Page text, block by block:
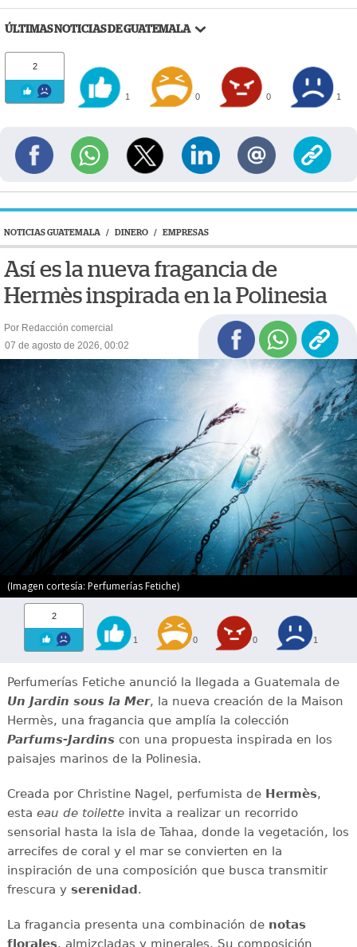
ÚLTIMAS NOTICIAS DE GUATEMALA
2
1 0 0 1
NOTICIAS GUATEMALA / DINERO / EMPRESAS
Así es la nueva fragancia de
Hermès inspirada en la Polinesia
Por Redacción comercial
07 de agosto de 2026, 00:02
(Imagen cortesía: Perfumerías Fetiche)
2
1 0 0 1
Perfumerías Fetiche anunció la llegada a Guatemala de
Un Jardin sous la Mer, la nueva creación de la Maison
Hermès, una fragancia que amplía la colección
Parfums-Jardinscon una propuesta inspirada en los
paisajes marinos de la Polinesia.
Creada por Christine Nagel, perfumista de Hermès,
esta eau de toiletteinvita a realizar un recorrido
sensorial hasta la isla de Tahaa, donde la vegetación, los
arrecifes de coral y el mar se convierten en la
inspiración de una composición que busca transmitir
frescura y serenidad.
La fragancia presenta una combinación de notas
florales, almizcladas y minerales. Su composición